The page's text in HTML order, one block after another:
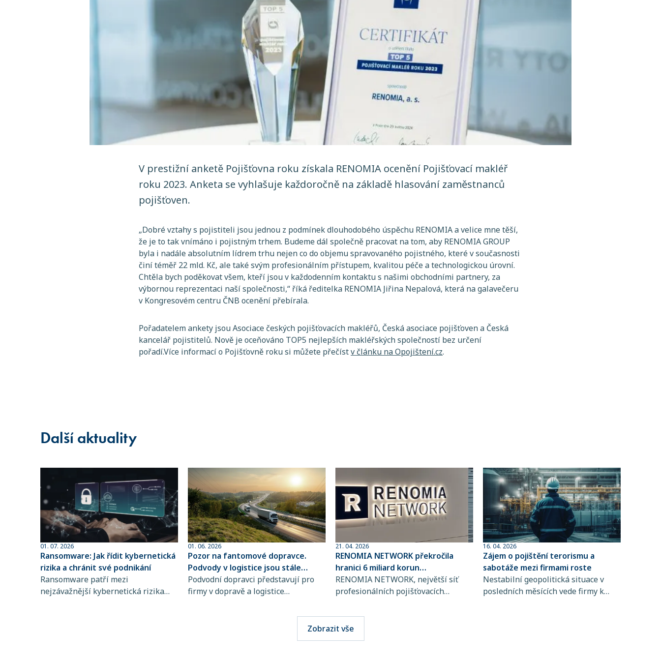
V prestižní anketě Pojišťovna roku získala RENOMIA ocenění Pojišťovací makléř
roku 2023. Anketa se vyhlašuje každoročně na základě hlasování zaměstnanců
pojišťoven.
„Dobré vztahy s pojistiteli jsou jednou z podmínek dlouhodobého úspěchu RENOMIA a velice mne těší,
že je to tak vnímáno i pojistným trhem. Budeme dál společně pracovat na tom, aby RENOMIA GROUP
byla i nadále absolutním lídrem trhu nejen co do objemu spravovaného pojistného, které v současnosti
činí téměř 22 mld. Kč, ale také svým profesionálním přístupem, kvalitou péče a technologickou úrovní.
Chtěla bych poděkovat všem, kteří jsou v každodenním kontaktu s našimi obchodními partnery, za
výbornou reprezentaci naší společnosti,“ říká ředitelka RENOMIA Jiřina Nepalová, která na galavečeru
v Kongresovém centru ČNB ocenění přebírala.
Pořadatelem ankety jsou Asociace českých pojišťovacích makléřů, Česká asociace pojišťoven a Česká
kancelář pojistitelů. Nově je oceňováno TOP5 nejlepších makléřských společností bez určení
pořadí.Více informací o Pojišťovně roku si můžete přečístv článku na Opojištení.cz.
Další aktuality
01. 07. 2026
Ransomware: Jak řídit kybernetická
rizika a chránit své podnikání
Ransomware patří mezi
nejzávažnější kybernetická rizika
01. 06. 2026
Pozor na fantomové dopravce.
Podvody v logistice jsou stále
sofistikovanější
Podvodní dopravci představují pro
firmy v dopravě a logistice
praktiky jsou totiž stále obtížněji
rozpoznatelné. Přitom stačí jediná
chyba při výběru přepravce a škody
21. 04. 2026
RENOMIA NETWORK překročila
hranici 6 miliard korun
spravovaného pojistného
RENOMIA NETWORK, největší síť
profesionálních pojišťovacích
RENOMIA GROUP, dosáhla
významného milníku. Hodnota
pojistného, které svým klientům
16. 04. 2026
Zájem o pojištění terorismu a
sabotáže mezi firmami roste
Nestabilní geopolitická situace v
posledních měsících vede firmy k
Zobrazit vše